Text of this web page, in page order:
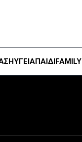
ΥΓΕΊΑΠΑΙΔΙFAMILY